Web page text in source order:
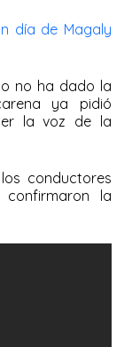
día de Magaly
no ha dado la
ya pidió
la voz de la
conductores
confirmaron la